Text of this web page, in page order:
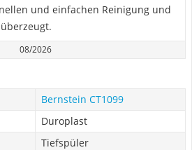
und einfachen Reinigung und
08/2026
Bernstein CT1099
Duroplast
Tiefspüler